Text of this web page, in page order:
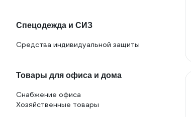
Спецодежда и СИЗ
Средства индивидуальной защиты
Товары для офиса и дома
Снабжение офиса
Хозяйственные товары